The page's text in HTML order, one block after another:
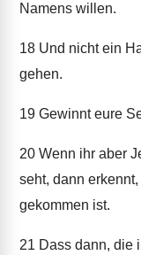
Namens willen.
18 Und nicht ein
gehen.
19 Gewinnt eure
20 Wenn ihr aber
seht, dann
gekommen ist.
21 Dass dann, die